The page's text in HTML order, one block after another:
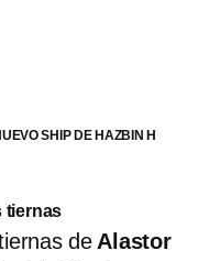
SHIP DE HAZBIN H
tiernas
deAlastor